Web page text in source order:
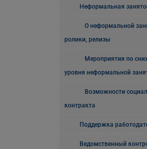
Неформальная
О неформальной
ролики, релизы
Мероприятия по
уровня неформальной
Возможности
контракта
Поддержка
Ведомственный